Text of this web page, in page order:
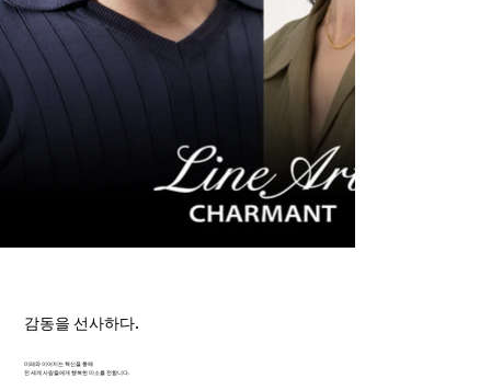
감동을 선사하다.
미래와 이어지는 혁신을 통해
전 세계 사람들에게 행복한 미소를 전합니다.